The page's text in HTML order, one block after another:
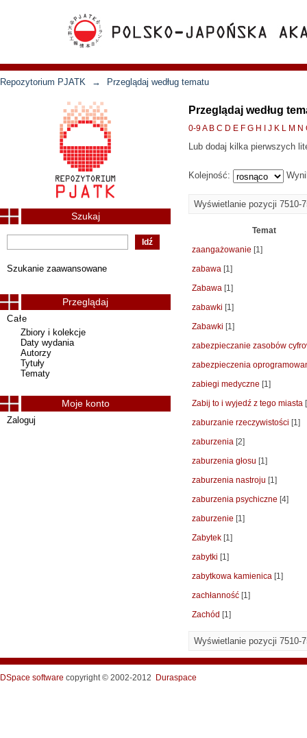
Repozytorium PJATK → Przeglądaj według tematu
Przeglądaj według
0-9A B C D E F G H J K L M N
Lub dodaj kilka pierwszych
Kolejność:
Wyświetlanie pozycji 7510-
Temat
zaangażowanie [1]
zabawa [1]
Zabawa [1]
zabawki [1]
Zabawki [1]
zabezpieczanie zasobów
zabezpieczenia
zabiegi medyczne [1]
Zabij to i wyjedź z tego miasta
zaburzanie rzeczywistości [1]
zaburzenia [2]
zaburzenia głosu [1]
zaburzenia nastroju [1]
zaburzenia psychiczne [4]
zaburzenie [1]
Zabytek [1]
zabytki [1]
zabytkowa kamienica [1]
zachłanność [1]
Zachód [1]
Wyświetlanie pozycji 7510-
Szukaj
Szukanie zaawansowane
Przeglądaj
Całe
Zbiory i kolekcje
Daty wydania
Autorzy
Tytuły
Tematy
Moje konto
Zaloguj
DSpace software copyright © 2002-2012 Duraspace